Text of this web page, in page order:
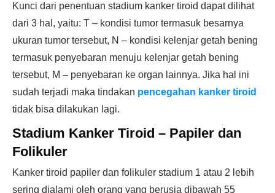
Kunci dari penentuan stadium kanker tiroid dapat dilihat
dari 3 hal, yaitu: T – kondisi tumor termasuk besarnya
ukuran tumor tersebut, N – kondisi kelenjar getah bening
termasuk penyebaran menuju kelenjar getah bening
tersebut, M – penyebaran ke organ lainnya. Jika hal ini
sudah terjadi maka tindakan pencegahan kanker tiroid
tidak bisa dilakukan lagi.
Stadium Kanker Tiroid – Papiler dan
Folikuler
Kanker tiroid papiler dan folikuler stadium 1 atau 2 lebih
sering dialami oleh orang yang berusia dibawah 55